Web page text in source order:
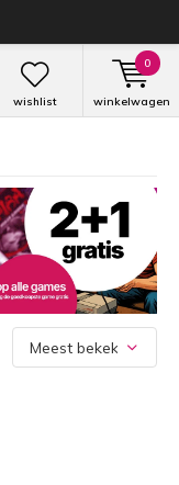
wishlist winkelwagen
0